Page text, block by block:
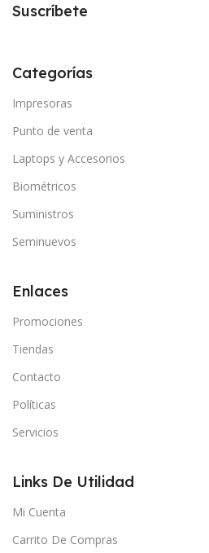
Suscríbete
Categorías
Impresoras
Punto de venta
Laptops y Accesorios
Biométricos
Suministros
Seminuevos
Enlaces
Promociones
Tiendas
Contacto
Políticas
Servicios
Links De Utilidad
Mi Cuenta
Carrito De Compras